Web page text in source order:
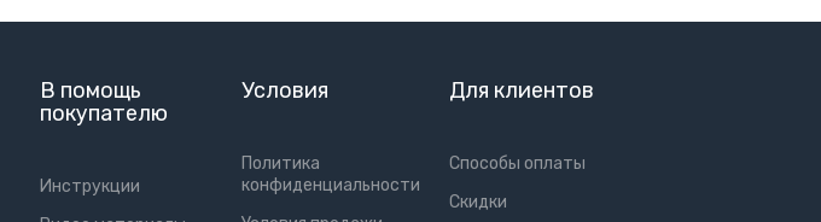
В помощь
покупателю
Инструкции
Условия
Политика
конфиденциальности
Для клиентов
Способы оплаты
Скидки